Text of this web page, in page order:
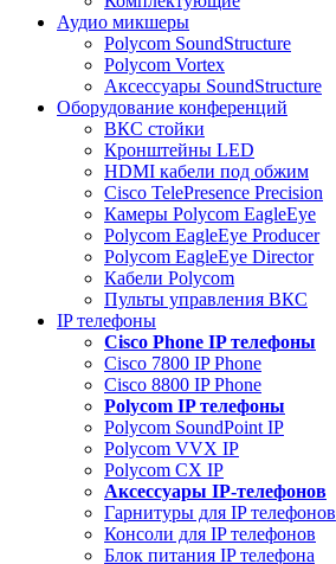
Аудио микшеры
Polycom SoundStructure
Polycom Vortex
Аксессуары SoundStructure
Оборудование конференций
ВКС стойки
Кронштейны LED
HDMI кабели под обжим
Cisco TelePresence Precision
Камеры Polycom EagleEye
Polycom EagleEye Producer
Polycom EagleEye Director
Кабели Polycom
Пульты управления ВКС
IP телефоны
Сisco Phone IP телефоны
Cisco 7800 IP Phone
Cisco 8800 IP Phone
Polycom IP телефоны
Polycom SoundPoint IP
Polycom VVX IP
Polycom CX IP
Аксессуары IP-телефонов
Гарнитуры для IP телефонов
Консоли для IP телефонов
Блок питания IP телефона